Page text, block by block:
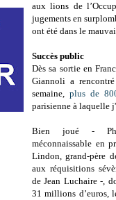
aux lions de
jugements en
ont été dans le
Succès public
Dès sa sortie en
Giannoli a
semaine,plus de
parisienne à laquelle
Bien joué -
méconnaissable en
Lindon, grand-père
aux réquisitions
de Jean Luchaire -,
31 millions d’euros,